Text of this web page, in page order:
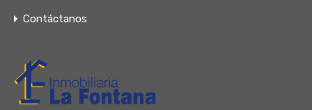
Contáctanos